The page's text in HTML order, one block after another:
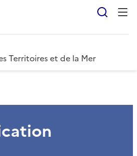
Territoires et de la Mer